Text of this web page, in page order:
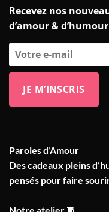
Recevez nos
d’amour &
Paroles d’Amour
Des cadeaux pleins
pensés pour faire